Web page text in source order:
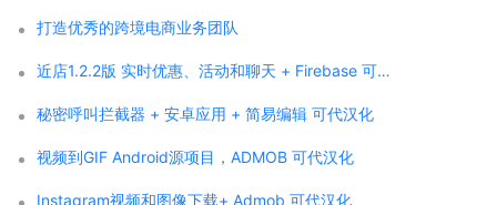
打造优秀的跨境电商业务团队
近店1.2.2版 实时优惠、活动和聊天 + Firebase 可代汉化
秘密呼叫拦截器 + 安卓应用 + 简易编辑 可代汉化
视频到GIF Android源项目，ADMOB 可代汉化
Instagram视频和图像下载+ Admob 可代汉化